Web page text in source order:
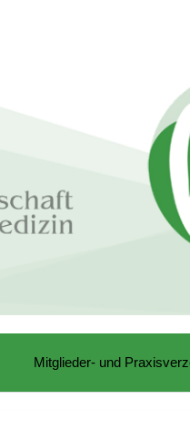
Mitglieder- und